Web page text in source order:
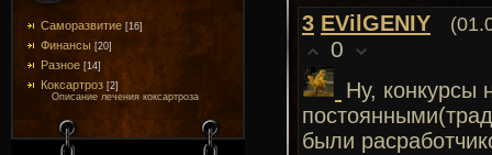
Саморазвитие [16]
Финансы [20]
Разное [14]
Коксартроз [2]
Описание лечения коксартроза
3 EVilGENIY
0
Ну, конкурсы
были